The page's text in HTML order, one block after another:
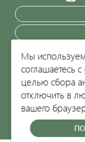
Политика
ООО "Центр
1054408629032,
Мы
соглашаетесь с
целью сбора
отключить в
вашего